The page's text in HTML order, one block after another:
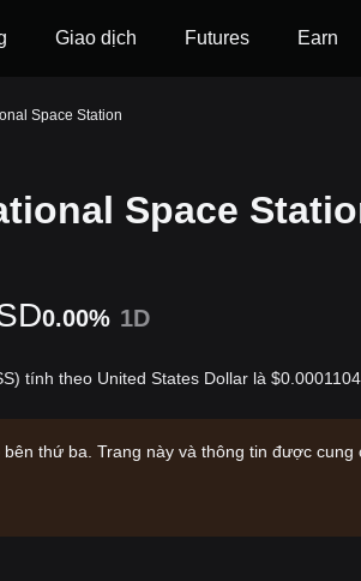
Giao dịch Futures ‌Earn
Space Station
Space
0.00% 1D
tính theo United States Dollar là $0.0001104
thứ ba. Trang này và thông tin được